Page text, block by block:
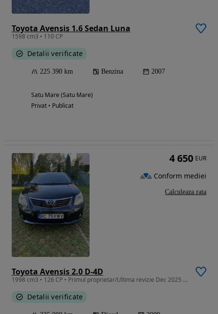
Toyota Avensis 1.6 Sedan Luna
1598 cm3 • 110 CP
Detalii verificate
225 390 km Benzina 2007
Satu Mare (Satu Mare)
Privat • Publicat
Toyota Avensis 2.0 D-4D
1998 cm3 • 126 CP • Primul proprietar/Ultima revizie Dec 2025 (4900 lei)/Baterie noua/
Detalii verificate
4 650 EUR
Conform mediei
Calculeaza rata